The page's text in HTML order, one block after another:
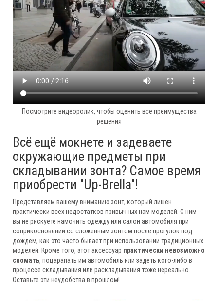
Посмотрите видеоролик, чтобы оценить все преимущества
решения
Всё ещё мокнете и задеваете
окружающие предметы при
складывании зонта? Самое время
приобрести "Up-Brella"!
Представляем вашему вниманию зонт, который лишен
практически всех недостатков привычных нам моделей. С ним
вы не рискуете намочить одежду или салон автомобиля при
соприкосновении со сложенным зонтом после прогулок под
дождем, как это часто бывает при использовании традиционных
моделей. Кроме того, этот аксессуар практически невозможно
сломать, поцарапать им автомобиль или задеть кого-либо в
процессе складывания или раскладывания тоже нереально.
Оставьте эти неудобства в прошлом!